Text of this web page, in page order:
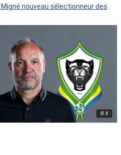
nouveau sélectionneur des
© X